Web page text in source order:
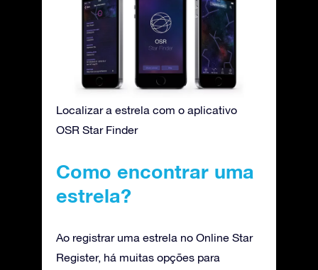
Localizar a estrela com o aplicativo
OSR Star Finder
Como encontrar uma
estrela?
Ao registrar uma estrela no Online Star
Register, há muitas opções para